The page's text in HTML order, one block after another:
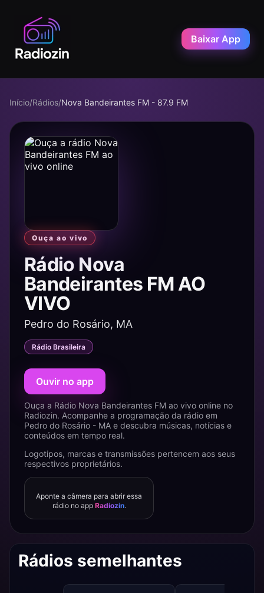
Baixar App
Início/Rádios/Nova Bandeirantes FM - 87.9 FM
Ouça ao vivo
Rádio Nova
Bandeirantes FM AO
VIVO
Pedro do Rosário, MA
Rádio Brasileira
Ouvir no app
Ouça a Rádio Nova Bandeirantes FM ao vivo online no
Radiozin. Acompanhe a programação da rádio em
Pedro do Rosário - MA e descubra músicas, notícias e
conteúdos em tempo real.
Logotipos, marcas e transmissões pertencem aos seus
respectivos proprietários.
Aponte a câmera para abrir essa
rádio no app Radiozin.
Rádios semelhantes